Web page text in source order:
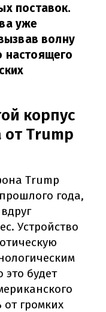
поставок.
уже
волну
настоящего
корпус
Trump
Trump
года,
Устройство
будет
от громких